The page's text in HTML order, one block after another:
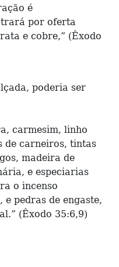
é
por oferta
e cobre,” (Êxodo
poderia ser
carmesim, linho
de carneiros, tintas
madeira de
e especiarias
o incenso
pedras de engaste,
(Êxodo 35:6,9)